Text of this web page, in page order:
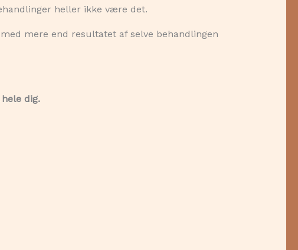
heller ikke være det.
mere end resultatet af selve behandlingen
dig.